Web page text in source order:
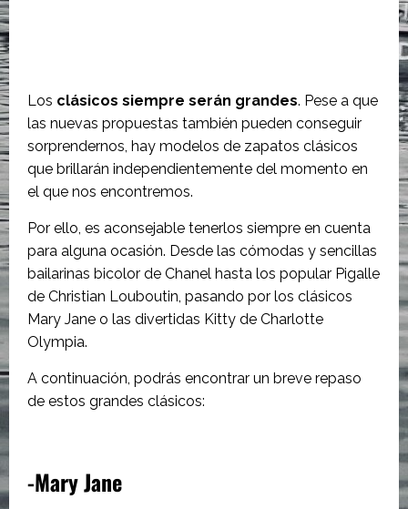
Los clásicos siempre serán grandes. Pese a que
las nuevas propuestas también pueden conseguir
sorprendernos, hay modelos de zapatos clásicos
que brillarán independientemente del momento en
el que nos encontremos.
Por ello, es aconsejable tenerlos siempre en cuenta
para alguna ocasión. Desde las cómodas y sencillas
bailarinas bicolor de Chanel hasta los popular Pigalle
de Christian Louboutin, pasando por los clásicos
Mary Jane o las divertidas Kitty de Charlotte
Olympia.
A continuación, podrás encontrar un breve repaso
de estos grandes clásicos:
-Mary Jane